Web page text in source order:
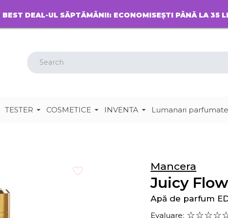
BEST DEAL-UL SĂPTĂMÂNII: ECONOMISEȘTI PÂNĂ LA 35
TESTER COSMETICE INVENTA Lumanari parfumate
Mancera
Juicy
Apă de parfum
Evaluare: